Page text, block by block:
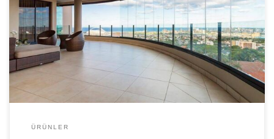
tam teknolojik makinelerle ölçülür. Profesyonel ekip ve
ekipmanlarla montaj yapılır. Sınırsız hizmet , ücretsiz keşif ve
yedek parça garantisi. Her mekana uyumlu, kullanımı son derece
pratik ve uygun fiyatları ile katlanır cam balkonda en iyi çözümlerin
adresiyiz. Cam balkon sistemlerinde yılların […]
ÜRÜNLER